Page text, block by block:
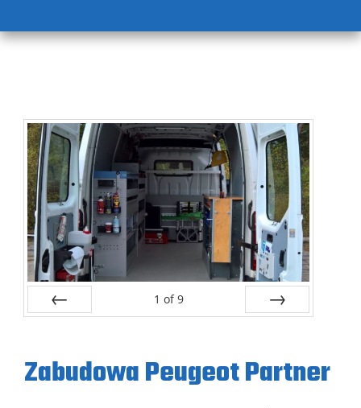
1 of 9
Zabudowa Peugeot Partner